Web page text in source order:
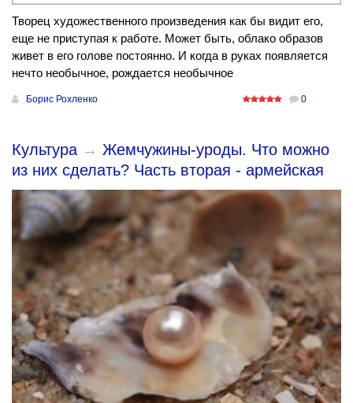
Творец художественного произведения как бы видит его,
еще не приступая к работе. Может быть, облако образов
живет в его голове постоянно. И когда в руках появляется
нечто необычное, рождается необычное
Борис Рохленко 0
Культура → Жемчужины-уроды. Что можно
из них сделать? Часть вторая - армейская